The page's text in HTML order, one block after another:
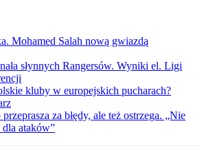
Mohamed Salah nową gwiazdą
słynnych Rangersów. Wyniki el. Ligi
kluby w europejskich pucharach?
za błędy, ale też ostrzega. „Nie
ataków”